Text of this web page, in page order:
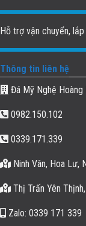
Hỗ trợ vận chuyển,
Thông tin liên hệ
Đá Mỹ Nghệ Hoàng
0982.150.102
0339.171.339
Ninh Vân, Hoa Lư,
Thị Trấn Yên
Zalo: 0339 171 339